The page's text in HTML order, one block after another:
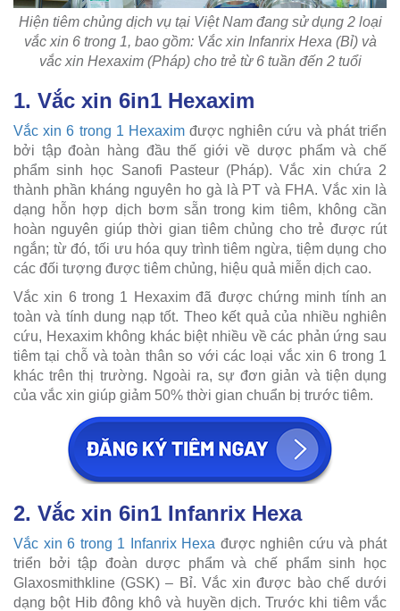
Hiện tiêm chủng dịch vụ tại Việt Nam đang sử dụng 2 loại
vắc xin 6 trong 1, bao gồm: Vắc xin Infanrix Hexa (Bỉ) và
vắc xin Hexaxim (Pháp) cho trẻ từ 6 tuần đến 2 tuổi
1. Vắc xin 6in1 Hexaxim
Vắc xin 6 trong 1 Hexaximđược nghiên cứu và phát triển
bởi tập đoàn hàng đầu thế giới về dược phẩm và chế
phẩm sinh học Sanofi Pasteur (Pháp). Vắc xin chứa 2
thành phần kháng nguyên ho gà là PT và FHA. Vắc xin là
dạng hỗn hợp dịch bơm sẵn trong kim tiêm, không cần
hoàn nguyên giúp thời gian tiêm chủng cho trẻ được rút
ngắn; từ đó, tối ưu hóa quy trình tiêm ngừa, tiệm dụng cho
các đối tượng được tiêm chủng, hiệu quả miễn dịch cao.
Vắc xin 6 trong 1 Hexaxim đã được chứng minh tính an
toàn và tính dung nạp tốt. Theo kết quả của nhiều nghiên
cứu, Hexaxim không khác biệt nhiều về các phản ứng sau
tiêm tại chỗ và toàn thân so với các loại vắc xin 6 trong 1
khác trên thị trường. Ngoài ra, sự đơn giản và tiện dụng
của vắc xin giúp giảm 50% thời gian chuẩn bị trước tiêm.
2. Vắc xin 6in1 Infanrix Hexa
Vắc xin 6 trong 1 Infanrix Hexa được nghiên cứu và phát
triển bởi tập đoàn dược phẩm và chế phẩm sinh học
Glaxosmithkline (GSK) – Bỉ. Vắc xin được bào chế dưới
dạng bột Hib đông khô và huyền dịch. Trước khi tiêm vắc